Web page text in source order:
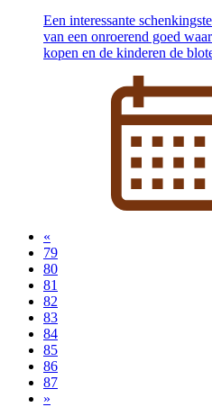
Een interessante
van een onroerend goed
kopen en de kinderen de
«
79
80
81
82
83(current)
84
85
86
87
»